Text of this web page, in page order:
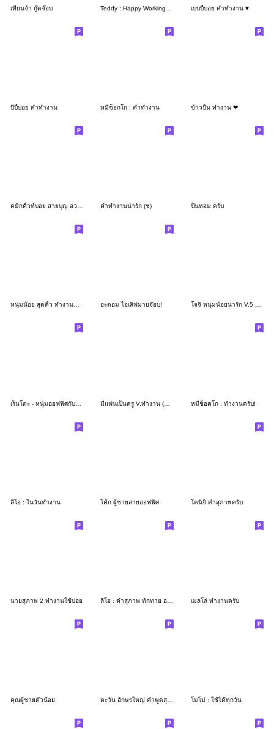
เทียนจ้า กู๊ดจ๊อบ Teddy : Happy Working Day เบบบี้บอย คำทำงาน ♥️
บีบี้บอย คำทำงาน หมีช็อกโก : คำทำงาน ข้าวปั้น ทำงาน ❤
คำทำงานน่ารัก (ช) ปั้นหอม ครับ
หนุ่มน้อย สุดคิ้ว ทำงานครับ WORK อะตอม ไอเลิฟมายจ๊อบ! โจจิ หนุ่มน้อยน่ารัก V.5 ทำงาน
หมีช็อคโก : ทำงานครับ!
ลีโอ : ในวันทำงาน โค้ก ผู้ชายสายออฟฟิศ โคนิจิ คำสุภาพครับ
นายสุภาพ 2 ทำงานใช้บ่อย ลีโอ : คำสุภาพ ทักทาย อวยพรดีดี ทุกวัน เมลโล่ ทำงานครับ
คุณผู้ชายตัวน้อย โมโม่ : ใช้ได้ทุกวัน